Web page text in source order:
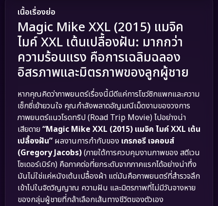
เนื้อเรื่องย่อ
Magic Mike XXL (2015) แมจิค
ไมค์ XXL เต้นเปลื้องฝัน: มากกว่า
ความร้อนแรง คือการเฉลิมฉลอง
อิสรภาพและมิตรภาพของลูกผู้ชาย
หากคุณคิดว่าภาพยนตร์เรื่องนี้มีดีแค่การโชว์ซิกแพกและความ
เซ็กซี่เย้ายวนใจ คุณกำลังพลาดอัญมณีเม็ดงามของวงการ
ภาพยนตร์แนวโรดทริป (Road Trip Movie) ไปอย่างน่า
เสียดาย“Magic Mike XXL (2015) แมจิค ไมค์ XXL เต้น
เปลื้องฝัน” ผลงานการกำกับของ เกรกอรี เจคอบส์
(Gregory Jacobs)(ภายใต้การควบคุมงานภาพของ สตีเวน
โซเดอร์เบิร์ก) คือภาคต่อที่ยกระดับจากภาคแรกได้อย่างน่าทึ่ง
มันไม่ใช่แค่หนังเต้นเปลื้องผ้า แต่มันคือภาพยนตร์ที่สำรวจลึก
เข้าไปในจิตวิญญาณ ความฝัน และมิตรภาพที่ไม่มีวันจางหาย
ของกลุ่มผู้ชายที่กล้าเลือกเส้นทางชีวิตของตัวเอง